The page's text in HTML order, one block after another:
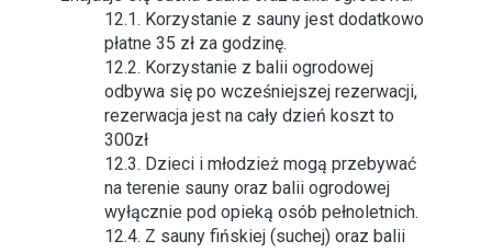
12.1. Korzystanie z sauny jest dodatkowo
płatne 35 zł za godzinę.
12.2. Korzystanie z balii ogrodowej
odbywa się po wcześniejszej rezerwacji,
rezerwacja jest na cały dzień koszt to
300zł
12.3. Dzieci i młodzież mogą przebywać
na terenie sauny oraz balii ogrodowej
wyłącznie pod opieką osób pełnoletnich.
12.4. Z sauny fińskiej (suchej) oraz balii